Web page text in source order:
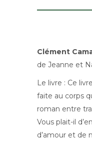
Clément
de Jeanne et
Le livre : Ce
faite au corps
roman entre
Vous plait-il
d’amour et de